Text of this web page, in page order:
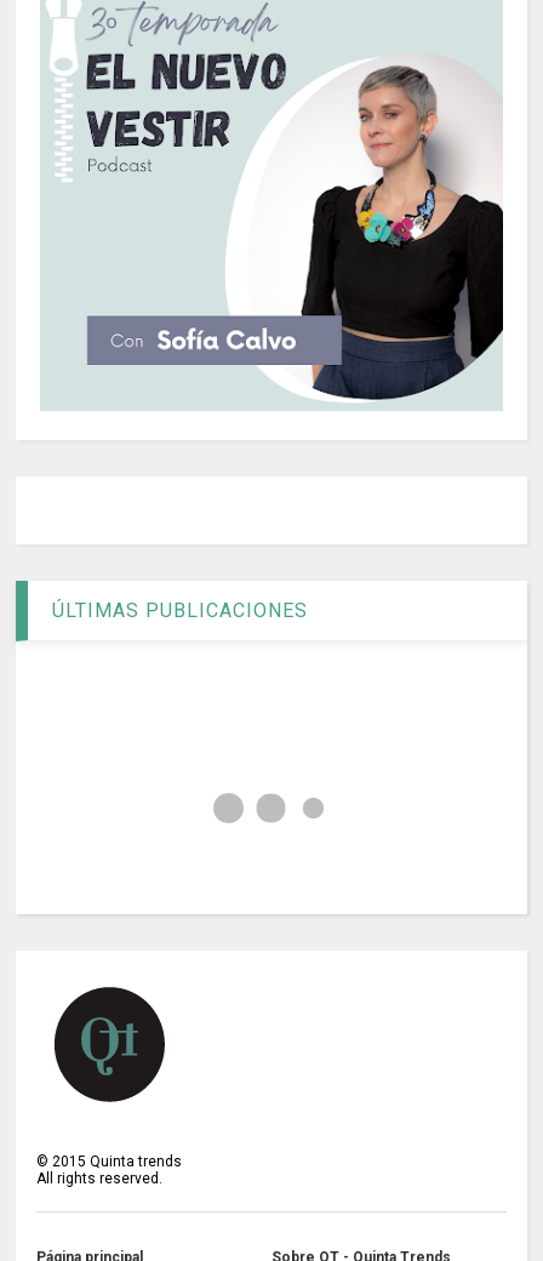
ÚLTIMAS PUBLICACIONES
© 2015 Quinta trends
All rights reserved.
Página principal Sobre QT - Quinta Trends